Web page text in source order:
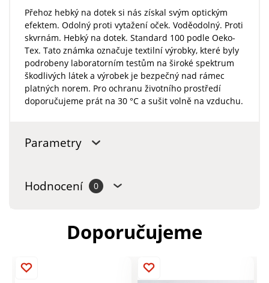
Přehoz hebký na dotek si nás získal svým optickým
efektem. Odolný proti vytažení oček. Voděodolný. Proti
skvrnám. Hebký na dotek. Standard 100 podle Oeko-
Tex. Tato známka označuje textilní výrobky, které byly
podrobeny laboratorním testům na široké spektrum
škodlivých látek a výrobek je bezpečný nad rámec
platných norem. Pro ochranu životního prostředí
doporučujeme prát na 30 °C a sušit volně na vzduchu.
Parametry
Hodnocení 0
Doporučujeme